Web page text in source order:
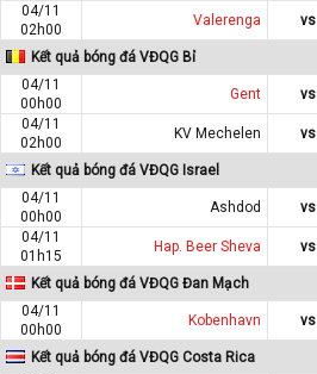
04/11
02h00
Valerenga vs
Kết quả bóng đá VĐQG Bỉ
04/11
00h00
Gent vs
04/11
02h00
KV Mechelen vs
Kết quả bóng đá VĐQG Israel
04/11
00h00
Ashdod vs
04/11
01h15
Hap. Beer Sheva vs
Kết quả bóng đá VĐQG Đan Mạch
04/11
00h00
Kobenhavn vs
Kết quả bóng đá VĐQG Costa Rica